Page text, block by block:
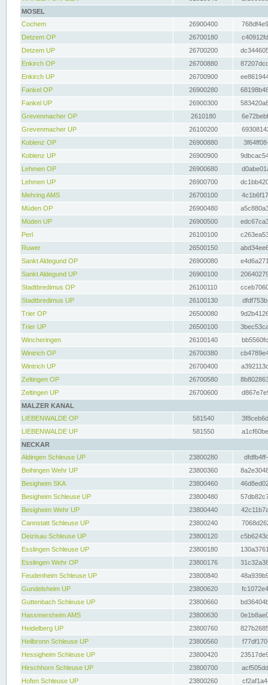
MOSEL
Cochem
26900400
Detzem OP
26700180
Detzem UP
26700200
Enkirch OP
26700880
Enkirch UP
26700900
Fankel OP
26900280
Fankel UP
26900300
Grevenmacher OP
2610180
Grevenmacher UP
26100200
Koblenz OP
26900880
Koblenz UP
26900900
Lehmen OP
26900680
Lehmen UP
26900700
Mehring AMS
26700100
Müden OP
26900480
Müden UP
26900500
Perl
26100100
Ruwer
26500150
Sankt Aldegund OP
26900080
Sankt Aldegund UP
26900100
Stadtbredimus OP
26100110
Stadtbredimus UP
26100130
Trier OP
26500080
Trier UP
26500100
Wincheringen
26100140
Wintrich OP
26700380
Wintrich UP
26700400
Zeltingen OP
26700580
Zeltingen UP
26700600
MALZER KANAL
LIEBENWALDE OP
581540
LIEBENWALDE UP
581550
NECKAR
Aldingen Schleuse UP
23800280
Beihingen Wehr UP
23800360
Besigheim SKA
23800460
Besigheim Schleuse UP
23800480
Besigheim Wehr UP
23800440
Cannstatt Schleuse UP
23800240
Deizisau Schleuse UP
23800120
Esslingen Schleuse UP
23800180
Esslingen Wehr OP
23800176
Feudenheim Schleuse UP
23800840
Gundelsheim UP
23800620
Guttenbach Schleuse UP
23800660
Hassmersheim AMS
23800630
Heidelberg UP
23800760
Heilbronn Schleuse UP
23800560
Hessigheim Schleuse UP
23800420
Hirschhorn Schleuse UP
23800700
Hofen Schleuse UP
23800260